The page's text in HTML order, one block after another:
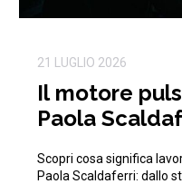
21 LUGLIO 2026
Il motore
Paola
Scopri cosa significa
Paola Scaldaferri: dallo